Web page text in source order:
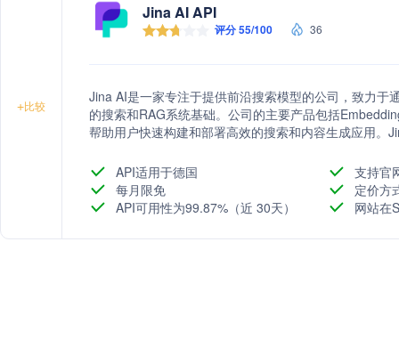
+比较
Jina AI API
评分 55/100 36
Jina AI是一家专注于提供前沿搜索模型的公司，致力于
的搜索和RAG系统基础。公司的主要产品包括
帮助用户快速构建和部署高效的搜索和内容生成应用。
构建更好的GenAI和搜索应用。
API适用于德国
支持官
每月限免
定价方
API可用性为99.87%（近 30天）
网站在